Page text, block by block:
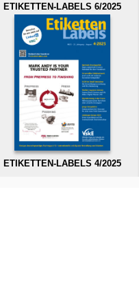
ETIKETTEN-LABELS 6/2025
ETIKETTEN-LABELS 4/2025